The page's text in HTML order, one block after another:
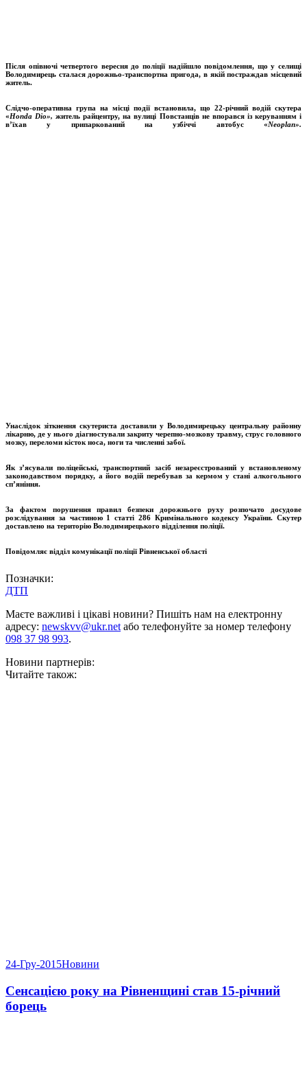
Після опівночі четвертого вересня до поліції надійшло повідомлення, що у селищі
Володимирець сталася дорожньо-транспортна пригода, в якій постраждав місцевий
житель.
Слідчо-оперативна група на місці події встановила, що 22-річний водій скутера
«Honda Dio»,житель райцентру, на вулиці Повстанців не впорався із керуванням і
в’їхав у припаркований на узбіччі автобус «Neoplan».
Унаслідок зіткнення скутериста доставили у Володимирецьку центральну районну
лікарню, де у нього діагностували закриту черепно-мозкову травму, струс головного
мозку, переломи кісток носа, ноги та численні забої.
Як з’ясували поліцейські, транспортний засіб незареєстрований у встановленому
законодавством порядку, а його водій перебував за кермом у стані алкогольного
сп’яніння.
За фактом порушення правил безпеки дорожнього руху розпочато досудове
розслідування за частиною 1 статті 286 Кримінального кодексу України. Скутер
доставлено на територію Володимирецького відділення поліції.
Повідомляє відділ комунікації поліції Рівненської області
Позначки:
ДТП
Маєте важливі і цікаві новини? Пишіть нам на електронну
адресу: newskvv@ukr.net або телефонуйте за номер телефону
098 37 98 993.
Новини партнерів:
Читайте також:
24-Гру-2015Новини
Сенсацією року на Рівненщині став 15-річний
борець